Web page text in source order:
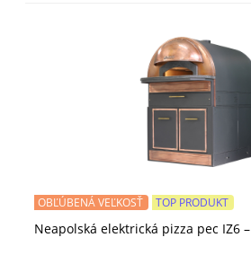
Neapolská elektrická pizza pec IZ6
OBĽÚBENÁ VEĽKOSŤ TOP PRODUKT